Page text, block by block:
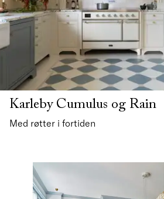
Karleby Cumulus og Rain
Med røtter i fortiden